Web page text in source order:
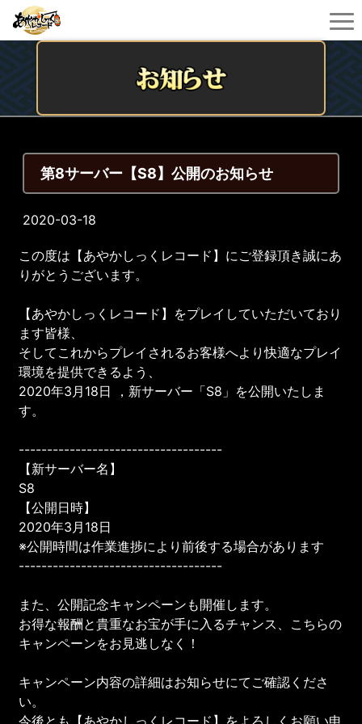
第8サーバー【S8】公開のお知らせ
2020-03-18
この度は【あやかしっくレコード】にご登録頂き誠にあ
りがとうございます。
【あやかしっくレコード】をプレイしていただいており
ます皆様、
そしてこれからプレイされるお客様へより快適なプレイ
環境を提供できるよう、
2020年3月18日 ，新サーバー「S8」を公開いたしま
す。
------------------------------------
【新サーバー名】
S8
【公開日時】
2020年3月18日
※公開時間は作業進捗により前後する場合があります
------------------------------------
また、公開記念キャンペーンも開催します。
お得な報酬と貴重なお宝が手に入るチャンス、こちらの
キャンペーンをお見逃しなく！
キャンペーン内容の詳細はお知らせにてご確認くださ
い。
今後とも【あやかしっくレコード】をよろしくお願い申